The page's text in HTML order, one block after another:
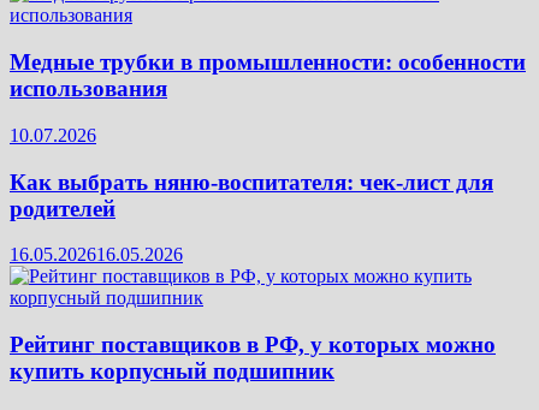
Медные трубки в промышленности: особенности
использования
10.07.2026
Как выбрать няню-воспитателя: чек‑лист для
родителей
16.05.202616.05.2026
Рейтинг поставщиков в РФ, у которых можно
купить корпусный подшипник